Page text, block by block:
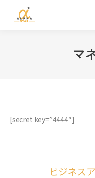
マ
[secret key=”4444″]
ビジネス